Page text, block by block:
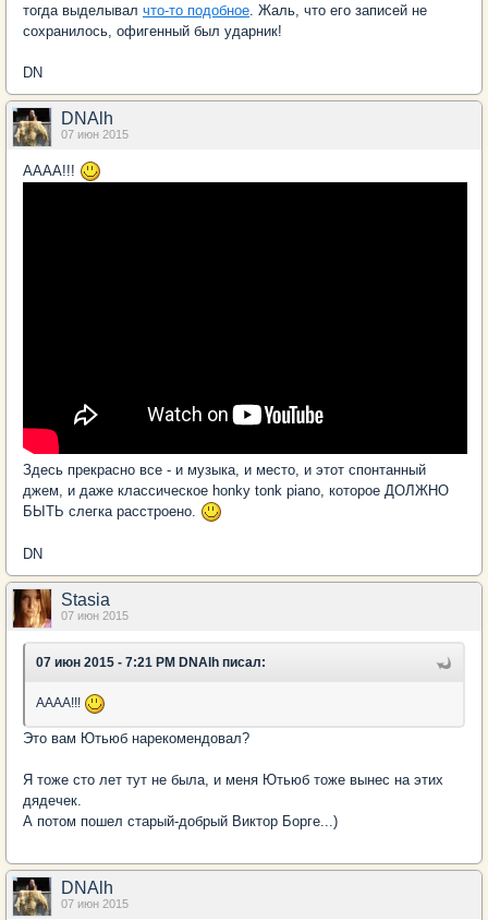
тогда выделывал что-то подобное . Жаль, что его записей не
сохранилось, офигенный был ударник!
DN
DNAlh
07 июн 2015
АААА!!!
Здесь прекрасно все - и музыка, и место, и этот спонтанный
джем, и даже класcическое honky tonk piano, которое ДОЛЖНО
БЫТЬ слегка расстроено.
DN
Stasia
07 июн 2015
07 июн 2015 - 7:21 PM DNAlh писал:
АААА!!!
Это вам Ютьюб нарекомендовал?
Я тоже сто лет тут не была, и меня Ютьюб тоже вынес на этих
дядечек.
А потом пошел старый-добрый Виктор Борге...)
DNAlh
07 июн 2015